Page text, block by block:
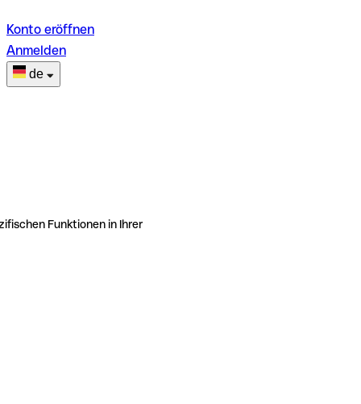
Konto eröffnen
Anmelden
de
Funktionen in Ihrer